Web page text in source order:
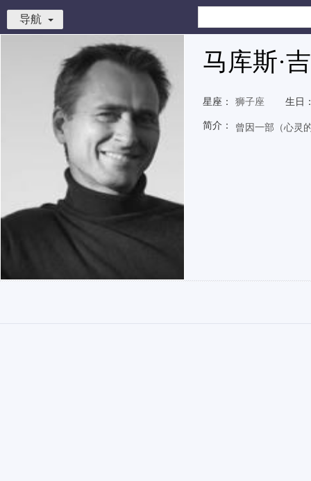
导航
马库斯·
星座： 狮子座 生日
简介： 曾因一部（心灵